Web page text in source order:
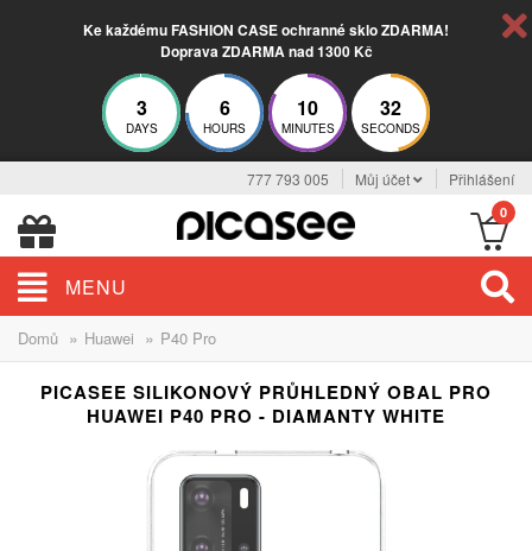
Ke každému FASHION CASE ochranné sklo ZDARMA!
Doprava ZDARMA nad 1300 Kč
3
DAYS
6
HOURS
10
MINUTES
31
SECONDS
777 793 005 Můj účet Přihlášení
0
MENU
Domů » Huawei » P40 Pro
PICASEE SILIKONOVÝ PRŮHLEDNÝ OBAL PRO
HUAWEI P40 PRO - DIAMANTY WHITE